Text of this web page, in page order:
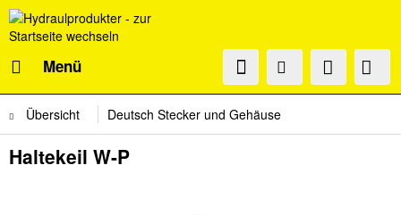
Menü
Übersicht Deutsch Stecker und Gehäuse
Haltekeil W-P